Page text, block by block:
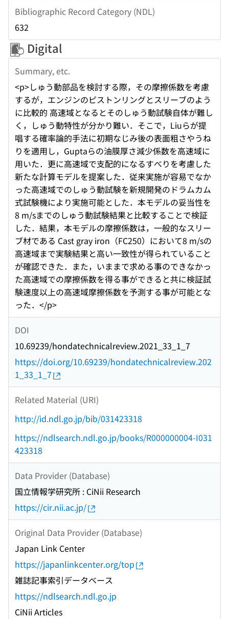
Bibliographic Record Category (NDL)
632
Digital
Summary, etc.
<p>しゅう動部品を検討する際，その摩擦係数を考慮
するが，エンジンのピストンリングとスリーブのよう
に比較的 高速域となるとそのしゅう動試験自体が難し
く，しゅう動特性が分かり難い．そこで，Liuらが提
唱する確率論的手法に初期なじみ後の表面粗さやうね
りを適用し，Guptaらの油膜厚さ減少係数を高速域に
用いた．更に高速域で支配的になるすべりを考慮した
新たな計算モデルを提案した．従来実施が容易でなか
った高速域でのしゅう動試験を新規開発のドラムカム
式試験機により実施可能とした．本モデルの妥当性を
8 m/sまでのしゅう動試験結果と比較することで検証
した．結果，本モデルの摩擦係数は，一般的なスリー
ブ材である Cast gray iron（FC250）において8 m/sの
高速域まで実験結果と高い一致性が得られていること
が確認できた．また，いままで求める事のできなかっ
た高速域での摩擦係数を得る事ができると共に検証試
験速度以上の高速域摩擦係数を予測する事が可能とな
った．</p>
DOI
10.69239/hondatechnicalreview.2021_33_1_7
https://doi.org/10.69239/hondatechnicalreview.202
1_33_1_7
Related Material (URI)
http://id.ndl.go.jp/bib/031423318
https://ndlsearch.ndl.go.jp/books/R000000004-I031
423318
Data Provider (Database)
国立情報学研究所 : CiNii Research
https://cir.nii.ac.jp/
Original Data Provider (Database)
Japan Link Center
https://japanlinkcenter.org/top
雑誌記事索引データベース
https://ndlsearch.ndl.go.jp
CiNii Articles